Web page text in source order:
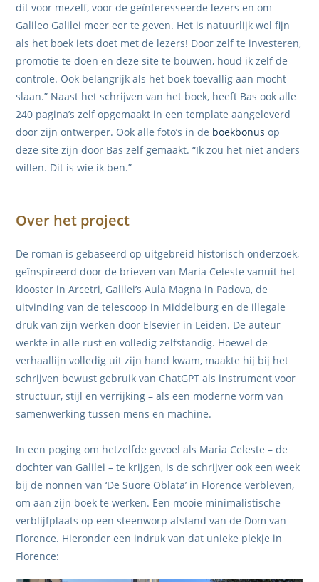
dit voor mezelf, voor de geïnteresseerde lezers en om
Galileo Galilei meer eer te geven. Het is natuurlijk wel fijn
als het boek iets doet met de lezers! Door zelf te investeren,
promotie te doen en deze site te bouwen, houd ik zelf de
controle. Ook belangrijk als het boek toevallig aan mocht
slaan.” Naast het schrijven van het boek, heeft Bas ook alle
240 pagina’s zelf opgemaakt in een template aangeleverd
door zijn ontwerper. Ook alle foto’s in de boekbonus op
deze site zijn door Bas zelf gemaakt. “Ik zou het niet anders
willen. Dit is wie ik ben.”
Over het project
De roman is gebaseerd op uitgebreid historisch onderzoek,
geïnspireerd door de brieven van Maria Celeste vanuit het
klooster in Arcetri, Galilei’s Aula Magna in Padova, de
uitvinding van de telescoop in Middelburg en de illegale
druk van zijn werken door Elsevier in Leiden. De auteur
werkte in alle rust en volledig zelfstandig. Hoewel de
verhaallijn volledig uit zijn hand kwam, maakte hij bij het
schrijven bewust gebruik van ChatGPT als instrument voor
structuur, stijl en verrijking – als een moderne vorm van
samenwerking tussen mens en machine.
In een poging om hetzelfde gevoel als Maria Celeste – de
dochter van Galilei – te krijgen, is de schrijver ook een week
bij de nonnen van ‘De Suore Oblata’ in Florence verbleven,
om aan zijn boek te werken. Een mooie minimalistische
verblijfplaats op een steenworp afstand van de Dom van
Florence. Hieronder een indruk van dat unieke plekje in
Florence: